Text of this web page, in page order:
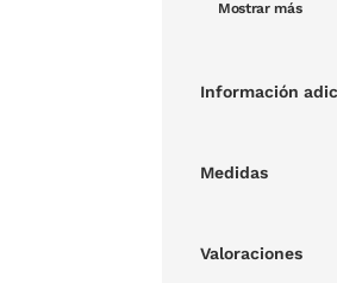
Mostrar más
Información
Medidas
Valoraciones